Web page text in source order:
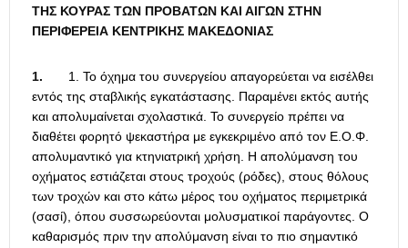
ΤΗΣ ΚΟΥΡΑΣ ΤΩΝ ΠΡΟΒΑΤΩΝ ΚΑΙ ΑΙΓΩΝ ΣΤΗΝ
ΠΕΡΙΦΕΡΕΙΑ ΚΕΝΤΡΙΚΗΣ ΜΑΚΕΔΟΝΙΑΣ
1. 1. Το όχημα του συνεργείου απαγορεύεται να εισέλθει
εντός της σταβλικής εγκατάστασης. Παραμένει εκτός αυτής
και απολυμαίνεται σχολαστικά. Το συνεργείο πρέπει να
διαθέτει φορητό ψεκαστήρα με εγκεκριμένο από τον Ε.Ο.Φ.
απολυμαντικό για κτηνιατρική χρήση. Η απολύμανση του
οχήματος εστιάζεται στους τροχούς (ρόδες), στους θόλους
των τροχών και στο κάτω μέρος του οχήματος περιμετρικά
(σασί), όπου συσσωρεύονται μολυσματικοί παράγοντες. Ο
καθαρισμός πριν την απολύμανση είναι το πιο σημαντικό